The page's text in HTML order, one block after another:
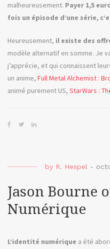
malheureusement. Payer 1,5
fois un épisode d’une série,
Heureusement, il existe des
modèle alternatif en somme. Je
j’apprécie, et qui connaissent
un anime, Full Metal Alchemist :
animé purement US, StarWars :
by R. Hespel -
Jason Bourne
Numérique
L’identité numérique a été